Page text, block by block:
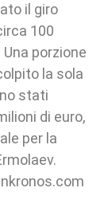
il giro
100
porzione
la sola
stati
di euro,
per la